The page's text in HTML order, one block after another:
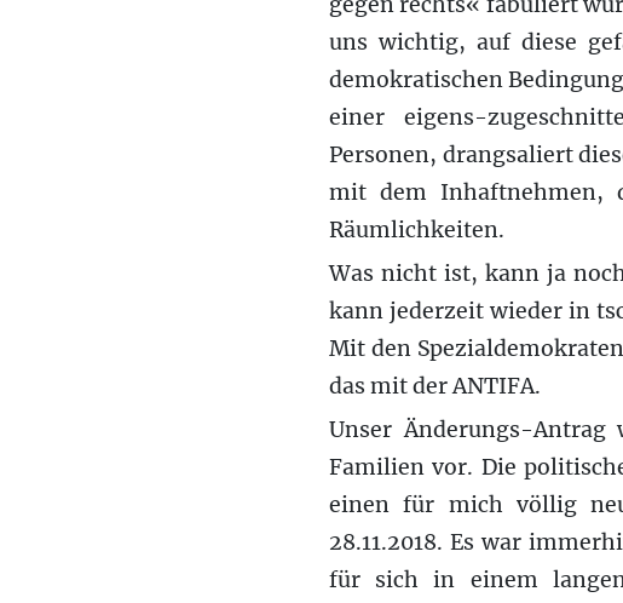
uns wichtig, auf diese
demokratischen
einer eigens-
Personen, drangsaliert
mit dem Inhaftnehmen,
Räumlichkeiten.
Was nicht ist, kann ja
kann jederzeit wieder in
Mit den
das mit der ANTIFA.
Unser Änderungs-
Familien vor. Die
einen für mich völlig
28.11.2018. Es war
für sich in einem